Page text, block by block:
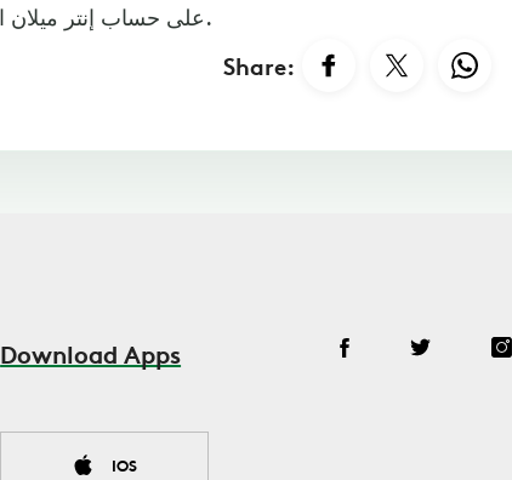
على حساب إنتر ميلان الإيطالي.
Share:
Download Apps
IOS